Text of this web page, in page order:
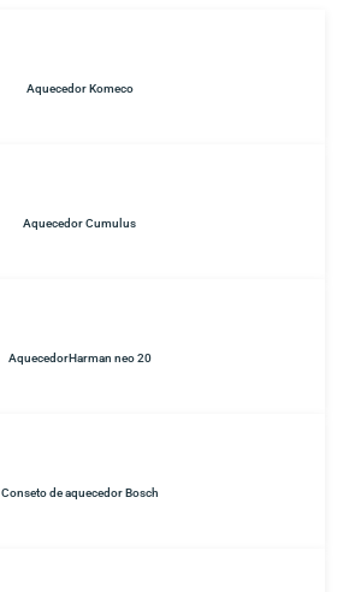
Aquecedor Komeco
Aquecedor Cumulus
AquecedorHarman neo 20
Conseto de aquecedor Bosch